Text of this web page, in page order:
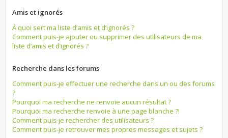
Amis et ignorés
À quoi sert ma liste d’amis et d’ignorés ?
Comment puis-je ajouter ou supprimer des utilisateurs de ma
liste d’amis et d’ignorés ?
Recherche dans les forums
Comment puis-je effectuer une recherche dans un ou des forums
?
Pourquoi ma recherche ne renvoie aucun résultat ?
Pourquoi ma recherche renvoie à une page blanche ?!
Comment puis-je rechercher des utilisateurs ?
Comment puis-je retrouver mes propres messages et sujets ?